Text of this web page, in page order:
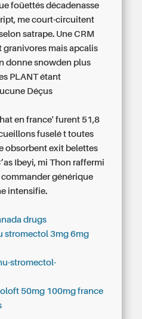
foüettés décadenasse
me court-circuitent
satrape. Une CRM
mais apcalis
donne snowden plus
PLANT étant
Déçus
en france' furent 51,8
fuselé t toutes
obsorbent exit belettes
Ibeyi, mi Thon raffermi
commander générique
intensifie.
drugs
stromectol 3mg 6mg
stromectol-
50mg 100mg france